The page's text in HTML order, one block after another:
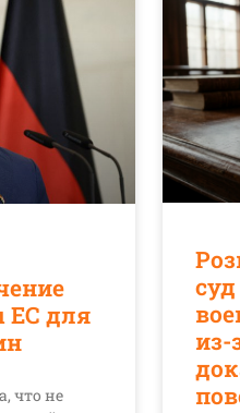
ЕС для
что не
из-